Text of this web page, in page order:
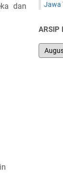
dan
Jawa
ARSIP